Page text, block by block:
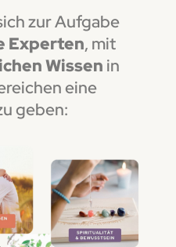
zur Aufgabe
Experten, mit
Wissen in
eine
geben: